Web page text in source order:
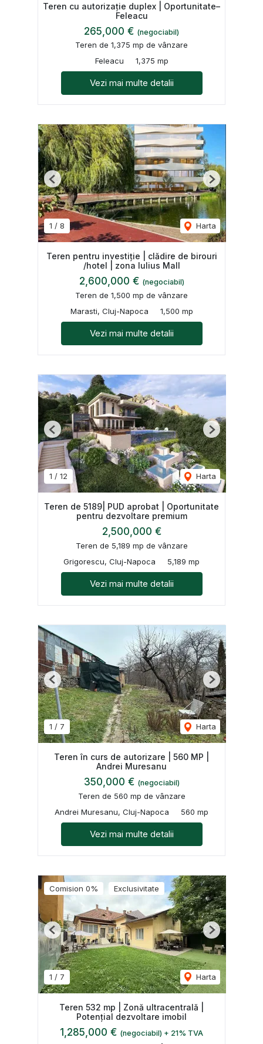
Teren cu autorizație duplex | Oportunitate–
Feleacu
265,000 € (negociabil)
Teren de 1,375 mp de vânzare
Feleacu
1,375 mp
Vezi mai multe detalii
1 / 8 Harta
Previous Next
Teren pentru investiție | clădire de birouri
/hotel | zona Iulius Mall
2,600,000 € (negociabil)
Teren de 1,500 mp de vânzare
Marasti, Cluj-Napoca
1,500 mp
Vezi mai multe detalii
1 / 12 Harta
Previous Next
Teren de 5189| PUD aprobat | Oportunitate
pentru dezvoltare premium
2,500,000 €
Teren de 5,189 mp de vânzare
Grigorescu, Cluj-Napoca
5,189 mp
Vezi mai multe detalii
1 / 7 Harta
Previous Next
Teren în curs de autorizare | 560 MP |
Andrei Muresanu
350,000 € (negociabil)
Teren de 560 mp de vânzare
Andrei Muresanu, Cluj-Napoca
560 mp
Vezi mai multe detalii
Comision 0% Exclusivitate
1 / 7 Harta
Previous Next
Teren 532 mp | Zonă ultracentrală |
Potențial dezvoltare imobil
1,285,000 € (negociabil) + 21% TVA